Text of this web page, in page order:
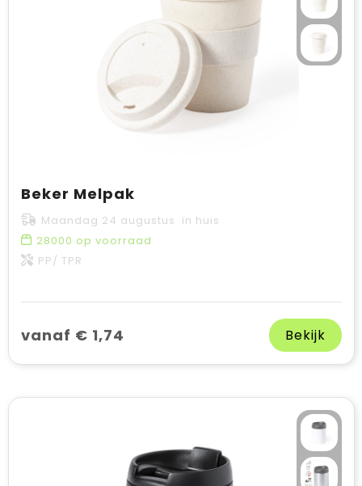
Beker Melpak
Maandag 24 augustus in huis
28000 op voorraad
PP/ TPR
vanaf € 1,74 Bekijk